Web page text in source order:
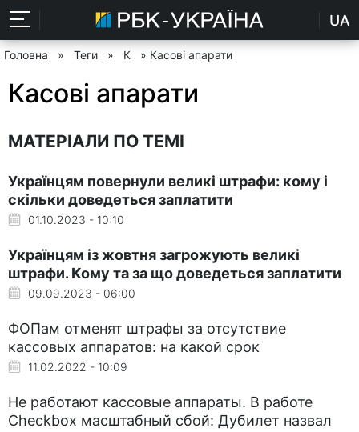
UA
Головна » Теги » К » Касові апарати
Касові апарати
МАТЕРІАЛИ ПО ТЕМІ
Українцям повернули великі штрафи: кому і
скільки доведеться заплатити
01.10.2023 - 10:10
Українцям із жовтня загрожують великі
штрафи. Кому та за що доведеться заплатити
09.09.2023 - 06:00
ФОПам отменят штрафы за отсутствие
кассовых аппаратов: на какой срок
11.02.2022 - 10:09
Не работают кассовые аппараты. В работе
Checkbox масштабный сбой: Дубилет назвал